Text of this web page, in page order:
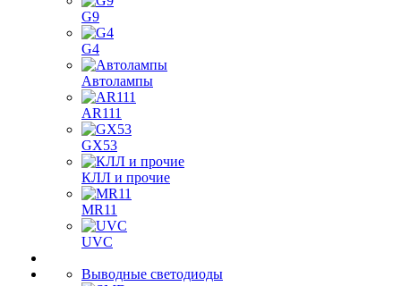
G9
G4
Автолампы
AR111
GX53
КЛЛ и прочие
MR11
UVC
Выводные светодиоды